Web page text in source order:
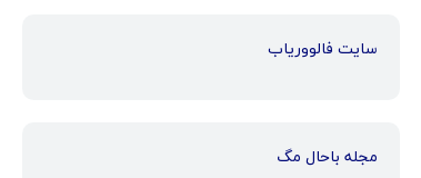
سایت فالووریاب
مجله باحال مگ